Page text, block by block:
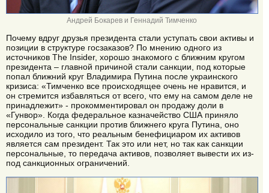
Андрей Бокарев и Геннадий Тимченко
Почему вдруг друзья президента стали уступать свои активы и
позиции в структуре госзаказов? По мнению одного из
источников The Insider, хорошо знакомого с ближним кругом
президента – главной причиной стали санкции, под которые
попал ближний круг Владимира Путина после украинского
кризиса: «Тимченко все происходящее очень не нравится, и
он стремится избавляться от всего, что ему на самом деле не
принадлежит» - прокомментировал он продажу доли в
«Гунвор». Когда федеральное казначейство США приняло
персональные санкции против ближнего круга Путина, оно
исходило из того, что реальным бенефициаром их активов
является сам президент. Так это или нет, но так как санкции
персональные, то передача активов, позволяет вывести их из-
под санкционных ограничений.